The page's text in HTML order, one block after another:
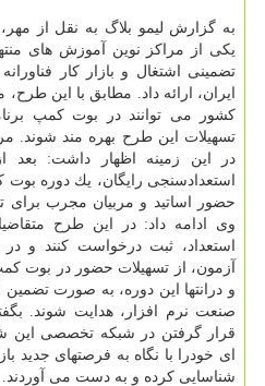
به گزارش لیمو بلاگ به نقل از
یكی از مراكز نوین آموزش های
تضمینی اشتغال و بازار كار
ایران، ارائه داد. مطابق با این طرح،
كشور می توانند در بوت كمپ
تسهیلات این طرح بهره مند
در این زمینه اظهار داشت: بعد
حضور اساتید و مربیان مجرب برای
وی ادامه داد: در این طرح
استعداد، ثبت درخواست كنند و
آزمون، از تسهیلات حضور در بوت
و درانتها این دوره، به صورت تضمین
صنعت نرم افزار، هدایت شوند.
قرار گرفتن در شبكه تخصصی این
ای خودرا با نگاه به فرصتهای جدید
شناسایی كرده و به دست می آوردند.